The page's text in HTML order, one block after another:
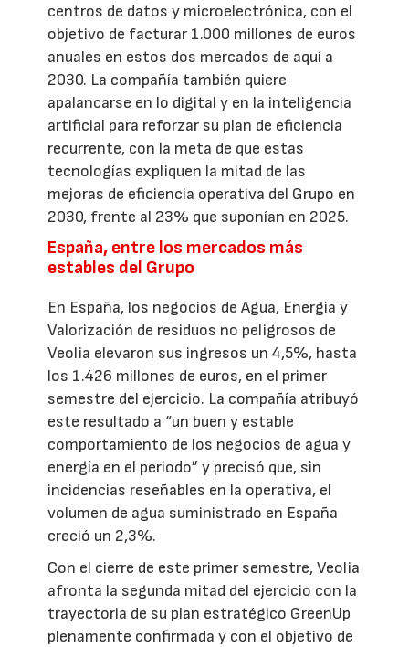
centros de datos y microelectrónica, con el
objetivo de facturar 1.000 millones de euros
anuales en estos dos mercados de aquí a
2030. La compañía también quiere
apalancarse en lo digital y en la inteligencia
artificial para reforzar su plan de eficiencia
recurrente, con la meta de que estas
tecnologías expliquen la mitad de las
mejoras de eficiencia operativa del Grupo en
2030, frente al 23% que suponían en 2025.
España, entre los mercados más
estables del Grupo
En España, los negocios de Agua, Energía y
Valorización de residuos no peligrosos de
Veolia elevaron sus ingresos un 4,5%, hasta
los 1.426 millones de euros, en el primer
semestre del ejercicio. La compañía atribuyó
este resultado a “un buen y estable
comportamiento de los negocios de agua y
energía en el periodo” y precisó que, sin
incidencias reseñables en la operativa, el
volumen de agua suministrado en España
creció un 2,3%.
Con el cierre de este primer semestre, Veolia
afronta la segunda mitad del ejercicio con la
trayectoria de su plan estratégico GreenUp
plenamente confirmada y con el objetivo de